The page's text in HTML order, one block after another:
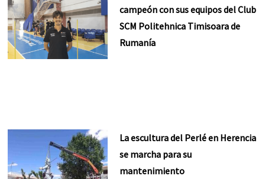
campeón con sus equipos del Club
SCM Politehnica Timisoara de
Rumanía
La escultura del Perlé en Herencia
se marcha para su
mantenimiento